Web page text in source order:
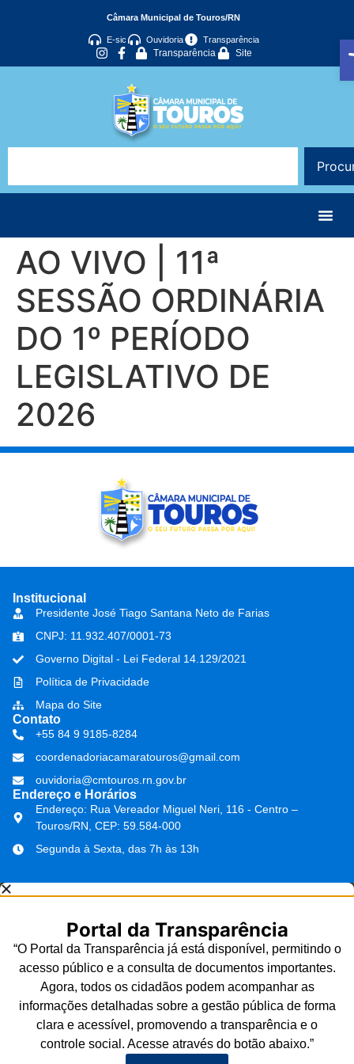
Câmara Municipal de Touros/RN
E-sic Ouvidoria Transparência
Transparência Site
AO VIVO | 11ª
SESSÃO ORDINÁRIA
DO 1º PERÍODO
LEGISLATIVO DE
2026
Institucional
Presidente José Tiago Santana Neto de Farias
CNPJ: 11.932.407/0001-73
Governo Digital - Lei Federal 14.129/2021
Política de Privacidade
Mapa do Site
Contato
+55 84 9 9185-8284
coordenadoriacamaratouros@gmail.com
ouvidoria@cmtouros.rn.gov.br
Endereço e Horários
Endereço: Rua Vereador Miguel Neri, 116 - Centro –
Touros/RN, CEP: 59.584-000
Segunda à Sexta, das 7h às 13h
Portal da Transparência
“O Portal da Transparência já está disponível, permitindo o
acesso público e a consulta de documentos importantes.
Agora, todos os cidadãos podem acompanhar as
informações detalhadas sobre a gestão pública de forma
clara e acessível, promovendo a transparência e o
controle social. Acesse através do botão abaixo.”